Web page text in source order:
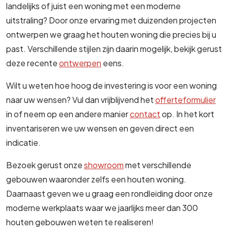
landelijks of juist een woning met een moderne
uitstraling? Door onze ervaring met duizenden projecten
ontwerpen we graag het houten woning die precies bij u
past. Verschillende stijlen zijn daarin mogelijk, bekijk gerust
deze recenteontwerpen eens.
Wilt u weten hoe hoog de investering is voor een woning
naar uw wensen? Vul dan vrijblijvend hetofferteformulier
in of neem op een andere maniercontactop. In het kort
inventariseren we uw wensen en geven direct een
indicatie.
Bezoek gerust onzeshowroommet verschillende
gebouwen waaronder zelfs een houten woning.
Daarnaast geven we u graag een rondleiding door onze
moderne werkplaats waar we jaarlijks meer dan 300
houten gebouwen weten te realiseren!